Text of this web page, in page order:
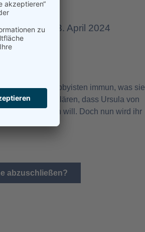
Erstellt: 03. April 2024
von Lobbyisten immun, was sie
ist es zu erklären, dass Ursula von
nicht offenlegen will. Doch nun wird ihr
abzuschließen?